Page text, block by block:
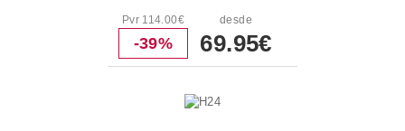
Pvr 114.00€
-39%
desde
69.95€